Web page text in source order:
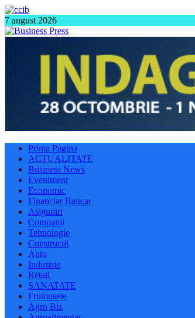
7 august 2026
Prima Pagina
ACTUALITATE
Business News
Eveniment
Economic
Financiar Bancar
Asigurari
Companii
Tehnologie
Constructii
Auto
Industrie
Retail
SANATATE
Frumusete
Agro Biz